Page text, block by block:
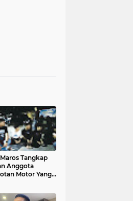
Tangkap
Anggota
Motor Yang